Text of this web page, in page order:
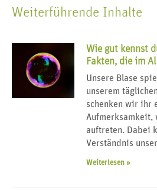
Weiterführende Inhalte
Wie gut kennst
Fakten, die im
Unsere Blase
unserem
schenken wir ihr
Aufmerksamkeit,
auftreten. Dabei
Verständnis
Weiterlesen »